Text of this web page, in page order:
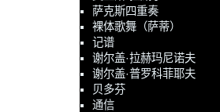
萨克斯四重奏
裸体歌舞（萨蒂）
记谱
谢尔盖·拉赫玛尼诺夫
谢尔盖·普罗科菲耶夫
贝多芬
通信